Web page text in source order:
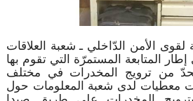
الأمن الدّاخلي ـ شعبة العلاقات
إطار المتابعة المستمرّة التي تقوم بها
من ترويج المخدرات في مختلف
معطيات لدى شعبة المعلومات حول